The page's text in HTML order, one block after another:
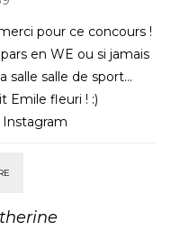
pour ce concours !
en WE ou si jamais
salle salle de sport…
Emile fleuri ! :)